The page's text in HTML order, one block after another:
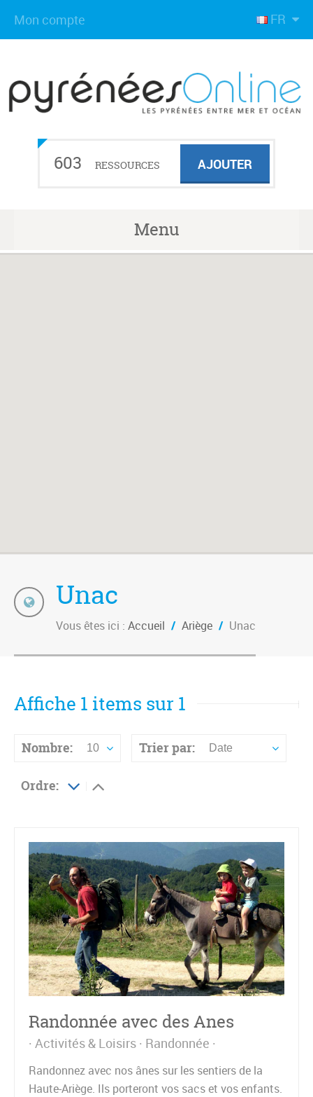
FR
Mon compte
603 RESSOURCES AJOUTER
Menu
Unac
Vous êtes ici : Accueil / Ariège / Unac
Affiche 1 items sur 1
Nombre: 10 Trier par: Date
Ordre:
Randonnée avec des Anes
Activités & Loisirs Randonnée
Randonnez avec nos ânes sur les sentiers de la
Haute-Ariège. Ils porteront vos sacs et vos enfants.